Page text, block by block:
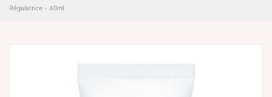
Régulatrice - 40ml